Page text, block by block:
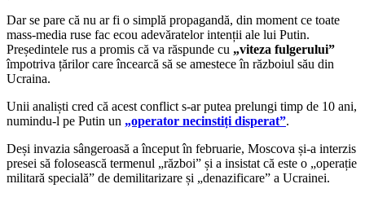
Dar se pare că nu ar fi o simplă propagandă, din moment ce toate
mass-media ruse fac ecou adevăratelor intenții ale lui Putin.
Președintele rus a promis că va răspunde cu „viteza fulgerului”
împotriva țărilor care încearcă să se amestece în războiul său din
Ucraina.
Unii analiști cred că acest conflict s-ar putea prelungi timp de 10 ani,
numindu-l pe Putin un „operator necinstiți disperat”.
Deși invazia sângeroasă a început în februarie, Moscova și-a interzis
presei să folosească termenul „război” și a insistat că este o „operație
militară specială” de demilitarizare și „denazificare” a Ucrainei.